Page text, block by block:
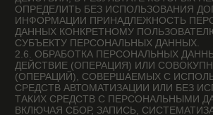
ПОЛЬЗОВАТЕЛЮ ВЕБ-САЙТА HTTPS://TOU-
ARCHITECTS.COM/.
2.9. ПЕРСОНАЛЬНЫЕ ДАННЫЕ, РАЗРЕШЕННЫЕ
СУБЪЕКТОМ ПЕРСОНАЛЬНЫХ ДАННЫХ ДЛЯ
РАСПРОСТРАНЕНИЯ, — ПЕРСОНАЛЬНЫЕ ДАННЫЕ,
ДОСТУП НЕОГРАНИЧЕННОГО КРУГА ЛИЦ К КОТОРЫМ
ПРЕДОСТАВЛЕН СУБЪЕКТОМ ПЕРСОНАЛЬНЫХ ДАННЫХ
ПУТЕМ ДАЧИ СОГЛАСИЯ НА ОБРАБОТКУ ПЕРСОНАЛЬНЫХ
ДАННЫХ, РАЗРЕШЕННЫХ СУБЪЕКТОМ ПЕРСОНАЛЬНЫХ
ДАННЫХ ДЛЯ РАСПРОСТРАНЕНИЯ В ПОРЯДКЕ,
ПРЕДУСМОТРЕННОМ ЗАКОНОМ О ПЕРСОНАЛЬНЫХ
ДАННЫХ (ДАЛЕЕ — ПЕРСОНАЛЬНЫЕ ДАННЫЕ,
РАЗРЕШЕННЫЕ ДЛЯ РАСПРОСТРАНЕНИЯ).
2.10. ПОЛЬЗОВАТЕЛЬ — ЛЮБОЙ ПОСЕТИТЕЛЬ ВЕБ-